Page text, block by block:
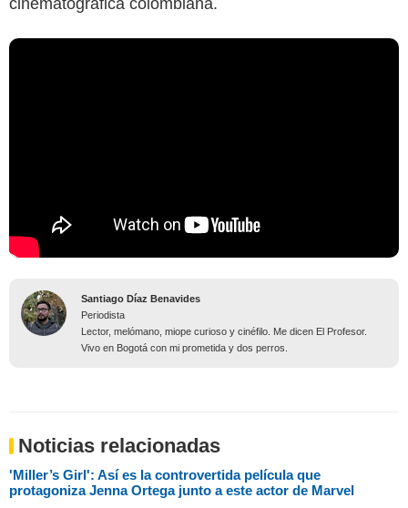
Santiago Díaz Benavides
Periodista
Lector, melómano, miope curioso y cinéfilo. Me dicen El Profesor.
Vivo en Bogotá con mi prometida y dos perros.
Noticias relacionadas
'Miller’s Girl': Así es la controvertida película que
protagoniza Jenna Ortega junto a este actor de Marvel